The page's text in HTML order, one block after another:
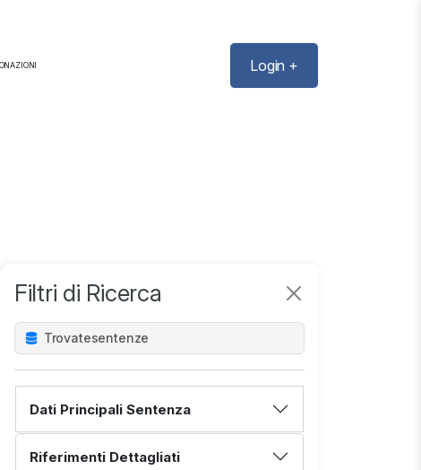
Login +
Filtri di Ricerca
Trovatesentenze
Dati Principali Sentenza
Riferimenti Dettagliati